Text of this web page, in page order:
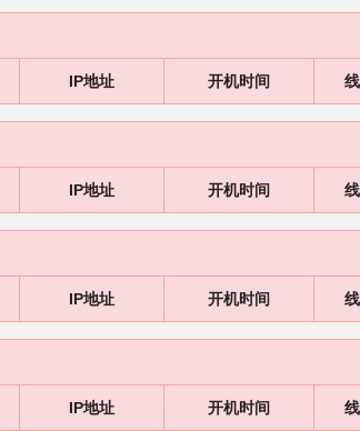
IP地址 开机时间
IP地址 开机时间
IP地址 开机时间
IP地址 开机时间